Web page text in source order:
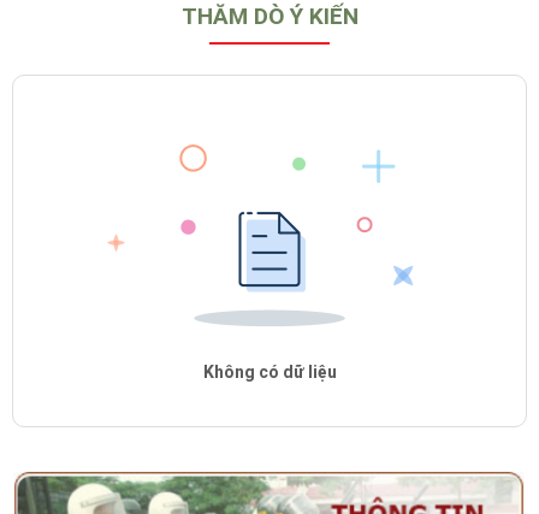
THĂM DÒ Ý KIẾN
Không có dữ liệu